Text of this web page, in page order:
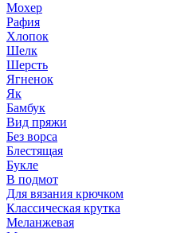
Мохер
Рафия
Хлопок
Шелк
Шерсть
Ягненок
Як
Бамбук
Вид пряжи
Без ворса
Блестящая
Букле
В подмот
Для вязания крючком
Классическая крутка
Меланжевая